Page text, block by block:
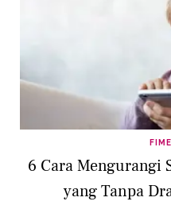
6 Cara Mengurangi
yang Tanpa